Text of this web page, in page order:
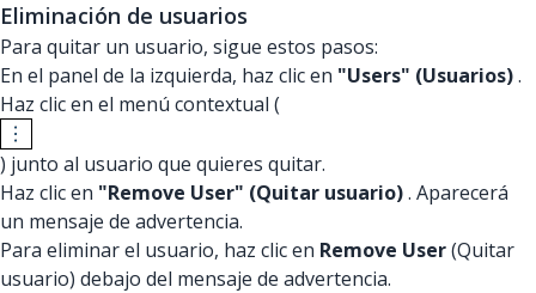
Eliminación de usuarios
Para quitar un usuario, sigue estos pasos:
En el panel de la izquierda, haz clic en "Users" (Usuarios).
Haz clic en el menú contextual (
) junto al usuario que quieres quitar.
Haz clic en "Remove User" (Quitar usuario). Aparecerá
un mensaje de advertencia.
Para eliminar el usuario, haz clic en Remove User(Quitar
usuario) debajo del mensaje de advertencia.